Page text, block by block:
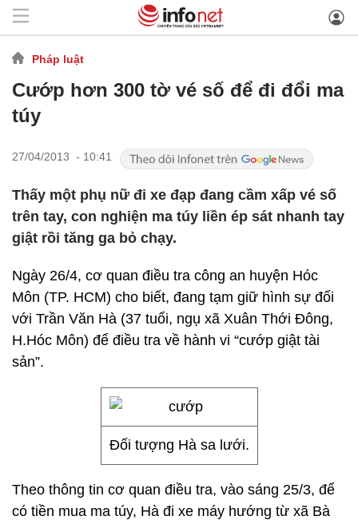
Pháp luật
Cướp hơn 300 tờ vé số để đi đổi ma
túy
27/04/2013 - 10:41
Thấy một phụ nữ đi xe đạp đang cầm xấp vé số
trên tay, con nghiện ma túy liền ép sát nhanh tay
giật rồi tăng ga bỏ chạy.
Ngày 26/4, cơ quan điều tra công an huyện Hóc
Môn (TP. HCM) cho biết, đang tạm giữ hình sự đối
với Trần Văn Hà (37 tuổi, ngụ xã Xuân Thới Đông,
H.Hóc Môn) để điều tra về hành vi “cướp giật tài
sản”.
Đối tượng Hà sa lưới.
Theo thông tin cơ quan điều tra, vào sáng 25/3, để
có tiền mua ma túy, Hà đi xe máy hướng từ xã Bà